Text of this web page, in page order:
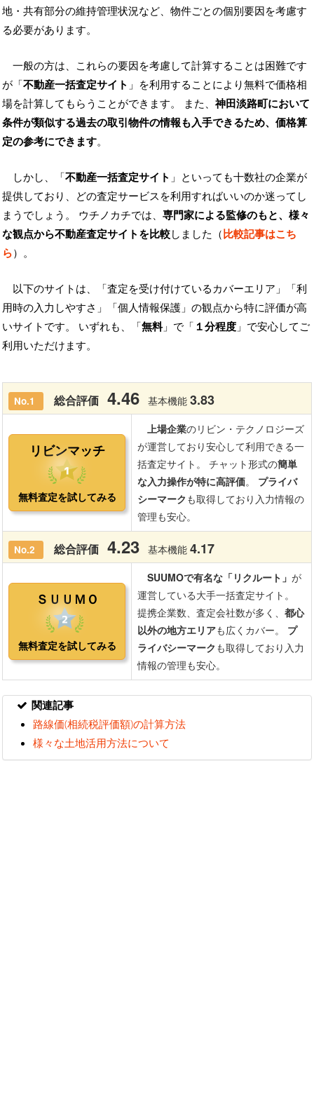
地・共有部分の維持管理状況など、物件ごとの個別要因を考慮す
る必要があります。
一般の方は、これらの要因を考慮して計算することは困難です
が「不動産一括査定サイト 」を利用することにより無料で価格相
場を計算してもらうことができます。 また、 神田淡路町において
条件が類似する過去の取引物件の情報も入手できるため、価格算
定の参考にできます。
しかし、「不動産一括査定サイト 」といっても十数社の企業が
提供しており、どの査定サービスを利用すればいいのか迷ってし
まうでしょう。 ウチノカチでは、 専門家による監修のもと、様々
な観点から不動産査定サイトを比較しました（比較記事はこち
ら）。
以下のサイトは、「査定を受け付けているカバーエリア」「利
用時の入力しやすさ」「個人情報保護」の観点から特に評価が高
いサイトです。 いずれも、「無料」で「 １分程度 」で安心してご
利用いただけます。
関連記事
路線価(相続税評価額)の計算方法
様々な土地活用方法について